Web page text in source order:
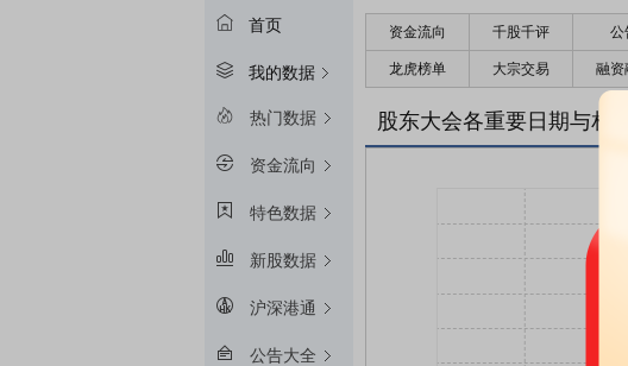
首页
我的数据
热门数据
资金流向
特色数据
新股数据
沪深港通
公告大全
资金流向 千股千评 公
龙虎榜单 大宗交易 融资
股东大会各重要日期与相